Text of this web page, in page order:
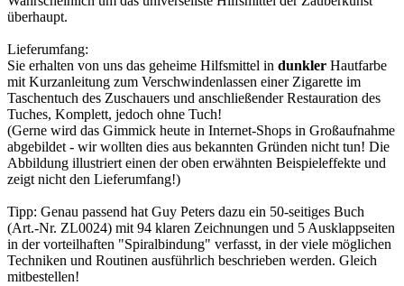
überhaupt.
Lieferumfang:
Sie erhalten von uns das geheime Hilfsmittel in dunkler Hautfarbe
mit Kurzanleitung zum Verschwindenlassen einer Zigarette im
Taschentuch des Zuschauers und anschließender Restauration des
Tuches, Komplett, jedoch ohne Tuch!
(Gerne wird das Gimmick heute in Internet-Shops in Großaufnahme
abgebildet - wir wollten dies aus bekannten Gründen nicht tun! Die
Abbildung illustriert einen der oben erwähnten Beispieleffekte und
zeigt nicht den Lieferumfang!)
Tipp: Genau passend hat Guy Peters dazu ein 50-seitiges Buch
(Art.-Nr. ZL0024) mit 94 klaren Zeichnungen und 5 Ausklappseiten
in der vorteilhaften "Spiralbindung" verfasst, in der viele möglichen
Techniken und Routinen ausführlich beschrieben werden. Gleich
mitbestellen!